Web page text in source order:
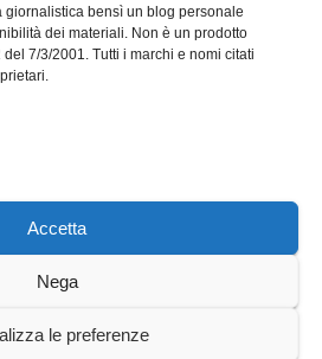
giornalistica bensì un blog personale
dei materiali. Non è un prodotto
7/3/2001. Tutti i marchi e nomi citati
Accetta
Nega
le preferenze
Themeansar.